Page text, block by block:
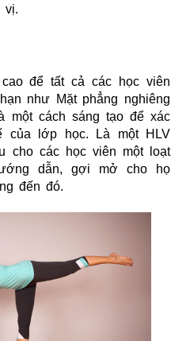
vị.
để tất cả các học viên
như Mặt phẳng nghiêng
một cách sáng tạo để xác
của lớp học. Là một HLV
cho các học viên một loạt
dẫn, gợi mở cho họ
đến đó.